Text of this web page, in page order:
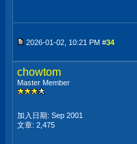
2026-01-02, 10:21 PM #34
chowtom
Master Member
加入日期: Sep 2001
文章: 2,475